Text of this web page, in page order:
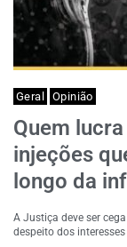
Geral Opinião
Quem
injeções
longo da
A Justiça deve ser
despeito dos